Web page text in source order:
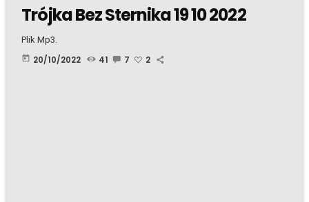
Trójka Bez Sternika 19 10 2022
Plik Mp3.
today 20/10/2022 41 7 2